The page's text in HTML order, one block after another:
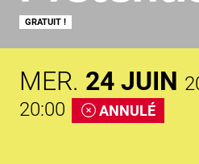
GRATUIT !
MER. 24JUIN
20:00
ANNULÉ